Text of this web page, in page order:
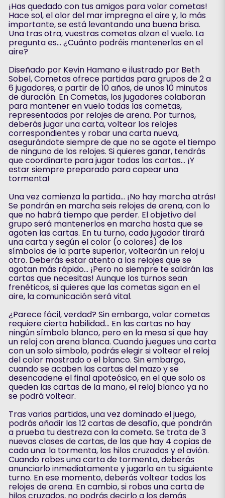
¡Has quedado con tus amigos para volar cometas!
Hace sol, el olor del mar impregna el aire y, lo más
importante, se está levantando una buena brisa.
Una tras otra, vuestras cometas alzan el vuelo. La
pregunta es… ¿Cuánto podréis mantenerlas en el
aire?
Diseñado por Kevin Hamano e ilustrado por Beth
Sobel, Cometas ofrece partidas para grupos de 2 a
6 jugadores, a partir de 10 años, de unos 10 minutos
de duración. En Cometas, los jugadores colaboran
para mantener en vuelo todas las cometas,
representadas por relojes de arena. Por turnos,
deberás jugar una carta, voltear los relojes
correspondientes y robar una carta nueva,
asegurándote siempre de que no se agote el tiempo
de ninguno de los relojes. Si quieres ganar, tendrás
que coordinarte para jugar todas las cartas… ¡Y
estar siempre preparado para capear una
tormenta!
Una vez comienza la partida... ¡No hay marcha atrás!
Se pondrán en marcha seis relojes de arena, con lo
que no habrá tiempo que perder. El objetivo del
grupo será mantenerlos en marcha hasta que se
agoten las cartas. En tu turno, cada jugador tirará
una carta y según el color (o colores) de los
símbolos de la parte superior, voltearán un reloj u
otro. Deberás estar atento a los relojes que se
agotan más rápido... ¡Pero no siempre te saldrán las
cartas que necesitas! Aunque los turnos sean
frenéticos, si quieres que las cometas sigan en el
aire, la comunicación será vital.
¿Parece fácil, verdad? Sin embargo, volar cometas
requiere cierta habilidad... En las cartas no hay
ningún símbolo blanco, pero en la mesa sí que hay
un reloj con arena blanca. Cuando juegues una carta
con un solo símbolo, podrás elegir si voltear el reloj
del color mostrado o el blanco. Sin embargo,
cuando se acaben las cartas del mazo y se
desencadene el final apoteósico, en el que solo os
queden las cartas de la mano, el reloj blanco ya no
se podrá voltear.
Tras varias partidas, una vez dominado el juego,
podrás añadir las 12 cartas de desafío, que pondrán
a prueba tu destreza con la cometa. Se trata de 3
nuevas clases de cartas, de las que hay 4 copias de
cada una: la tormenta, los hilos cruzados y el avión.
Cuando robes una carta de tormenta, deberás
anunciarlo inmediatamente y jugarla en tu siguiente
turno. En ese momento, deberás voltear todos los
relojes de arena. En cambio, si robas una carta de